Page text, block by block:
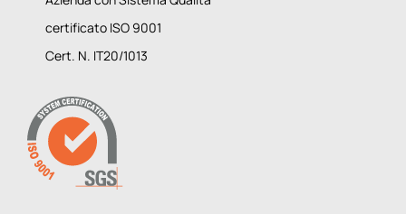
certificato ISO 9001
Cert. N. IT20/1013